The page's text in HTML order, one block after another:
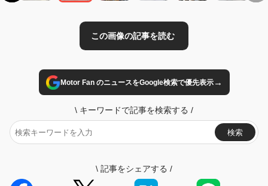
Motor Fan のニュースをGoogle検索で優先表示→
\ キーワードで記事を検索する /
検索
\ 記事をシェアする /